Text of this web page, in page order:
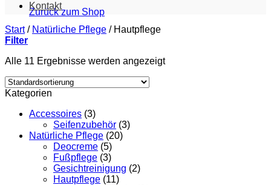
Zurück zum Shop
Kontakt
Start / Natürliche Pflege /Hautpflege
Filter
Alle 11 Ergebnisse werden angezeigt
Kategorien
Accessoires (3)
Seifenzubehör (3)
Natürliche Pflege (20)
Deocreme (5)
Fußpflege (3)
Gesichtreinigung (2)
Hautpflege (11)